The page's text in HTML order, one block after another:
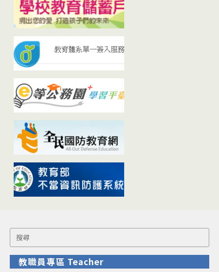
Search
for:
教職員專區 Teacher